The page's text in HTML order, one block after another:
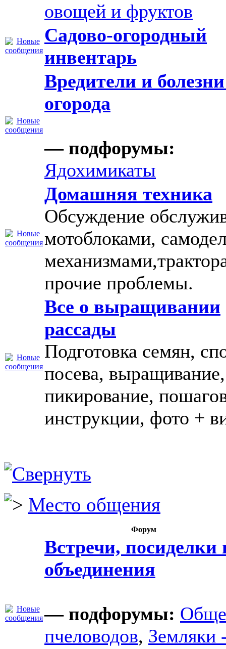
овощей и фруктов
Садово-огородный
инвентарь
Вредители и
огорода
— подфорумы:
Ядохимикаты
Домашняя техника
Обсуждение
мотоблоками,
прочие проблемы.
Все о выращивании
рассады
Подготовка семян,
посева,
пикирование,
инструкции, фото +
Место общения
Форум
Встречи, посиделки
объединения
— подфорумы:
пчеловодов, Земляки